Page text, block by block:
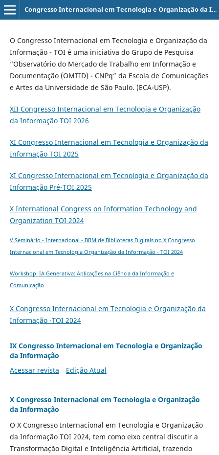
Congresso Internacional em Tecnologia e Organização da Informação - TOI
O Congresso Internacional em Tecnologia e Organização da
Informação - TOI é uma iniciativa do Grupo de Pesquisa
“Observatório do Mercado de Trabalho em Informação e
Documentação (OMTID) - CNPq” da Escola de Comunicações
e Artes da Universidade de São Paulo. (ECA-USP).
XII Congresso Internacional em Tecnologia e Organização
da Informação TOI 2026
XI Congresso Internacional em Tecnologia e Organização da
Informação TOI 2025
XI Congresso Internacional em Tecnologia e Organização da
Informação Pr´é-TOI 2025
X International Congress on Information Technology and
Organization TOI 2024
V Seminário - Internacional - BBM de Bibliotecas Digitais no X Congresso
Internacional em Tecnologia Organização da Informação - TOI 2024
Workshop: IA Generativa: Aplicações na Ciência da Informação e
Comunicação
X Congresso Internacional em Tecnologia e Organização da
Informação -TOI 2024
IX Congresso Internacional em Tecnologia e Organização
da Informação
Acessar revista
Edição Atual
X Congresso Internacional em Tecnologia e Organização
da Informação
O X Congresso Internacional em Tecnologia e Organização
da Informação TOI 2024, tem como eixo central discutir a
Transformação Digital e Inteligência Artificial, trazendo